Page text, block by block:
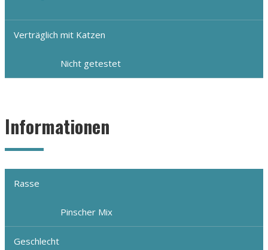
Verträglich mit Katzen
Nicht getestet
Informationen
Rasse
Pinscher Mix
Geschlecht